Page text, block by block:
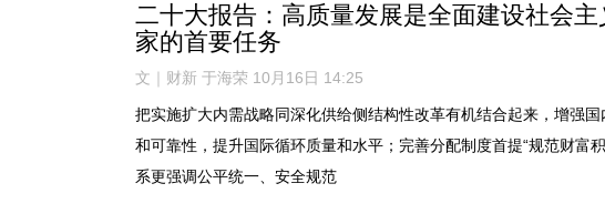
二十大报告：高质量发展是全面建设社会主
家的首要任务
文｜财新 于海荣 10月16日 14:25
把实施扩大内需战略同深化供给侧结构性改革有机结合起来，增强国
和可靠性，提升国际循环质量和水平；完善分配制度首提“规范财富
系更强调公平统一、安全规范